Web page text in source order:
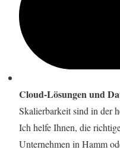
Cloud-Lösungen und
Skalierbarkeit sind in der
Ich helfe Ihnen, die
Unternehmen in Hamm